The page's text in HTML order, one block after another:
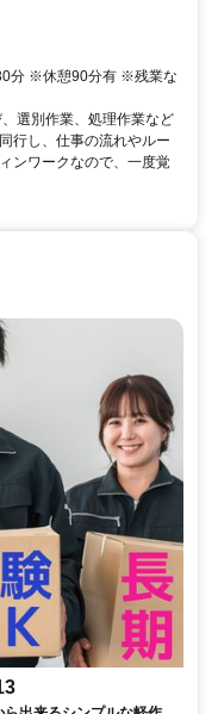
分 ※休憩90分有 ※残業な
選別作業、処理作業など
行し、仕事の流れやルー
ンワークなので、一度覚